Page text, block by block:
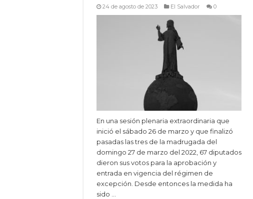
24 de agosto de 2023 El Salvador 0
En una sesión plenaria extraordinaria que
inició el sábado 26 de marzo y que finalizó
pasadas las tres de la madrugada del
domingo 27 de marzo del 2022, 67 diputados
dieron sus votos para la aprobación y
entrada en vigencia del régimen de
excepción. Desde entonces la medida ha
sido …